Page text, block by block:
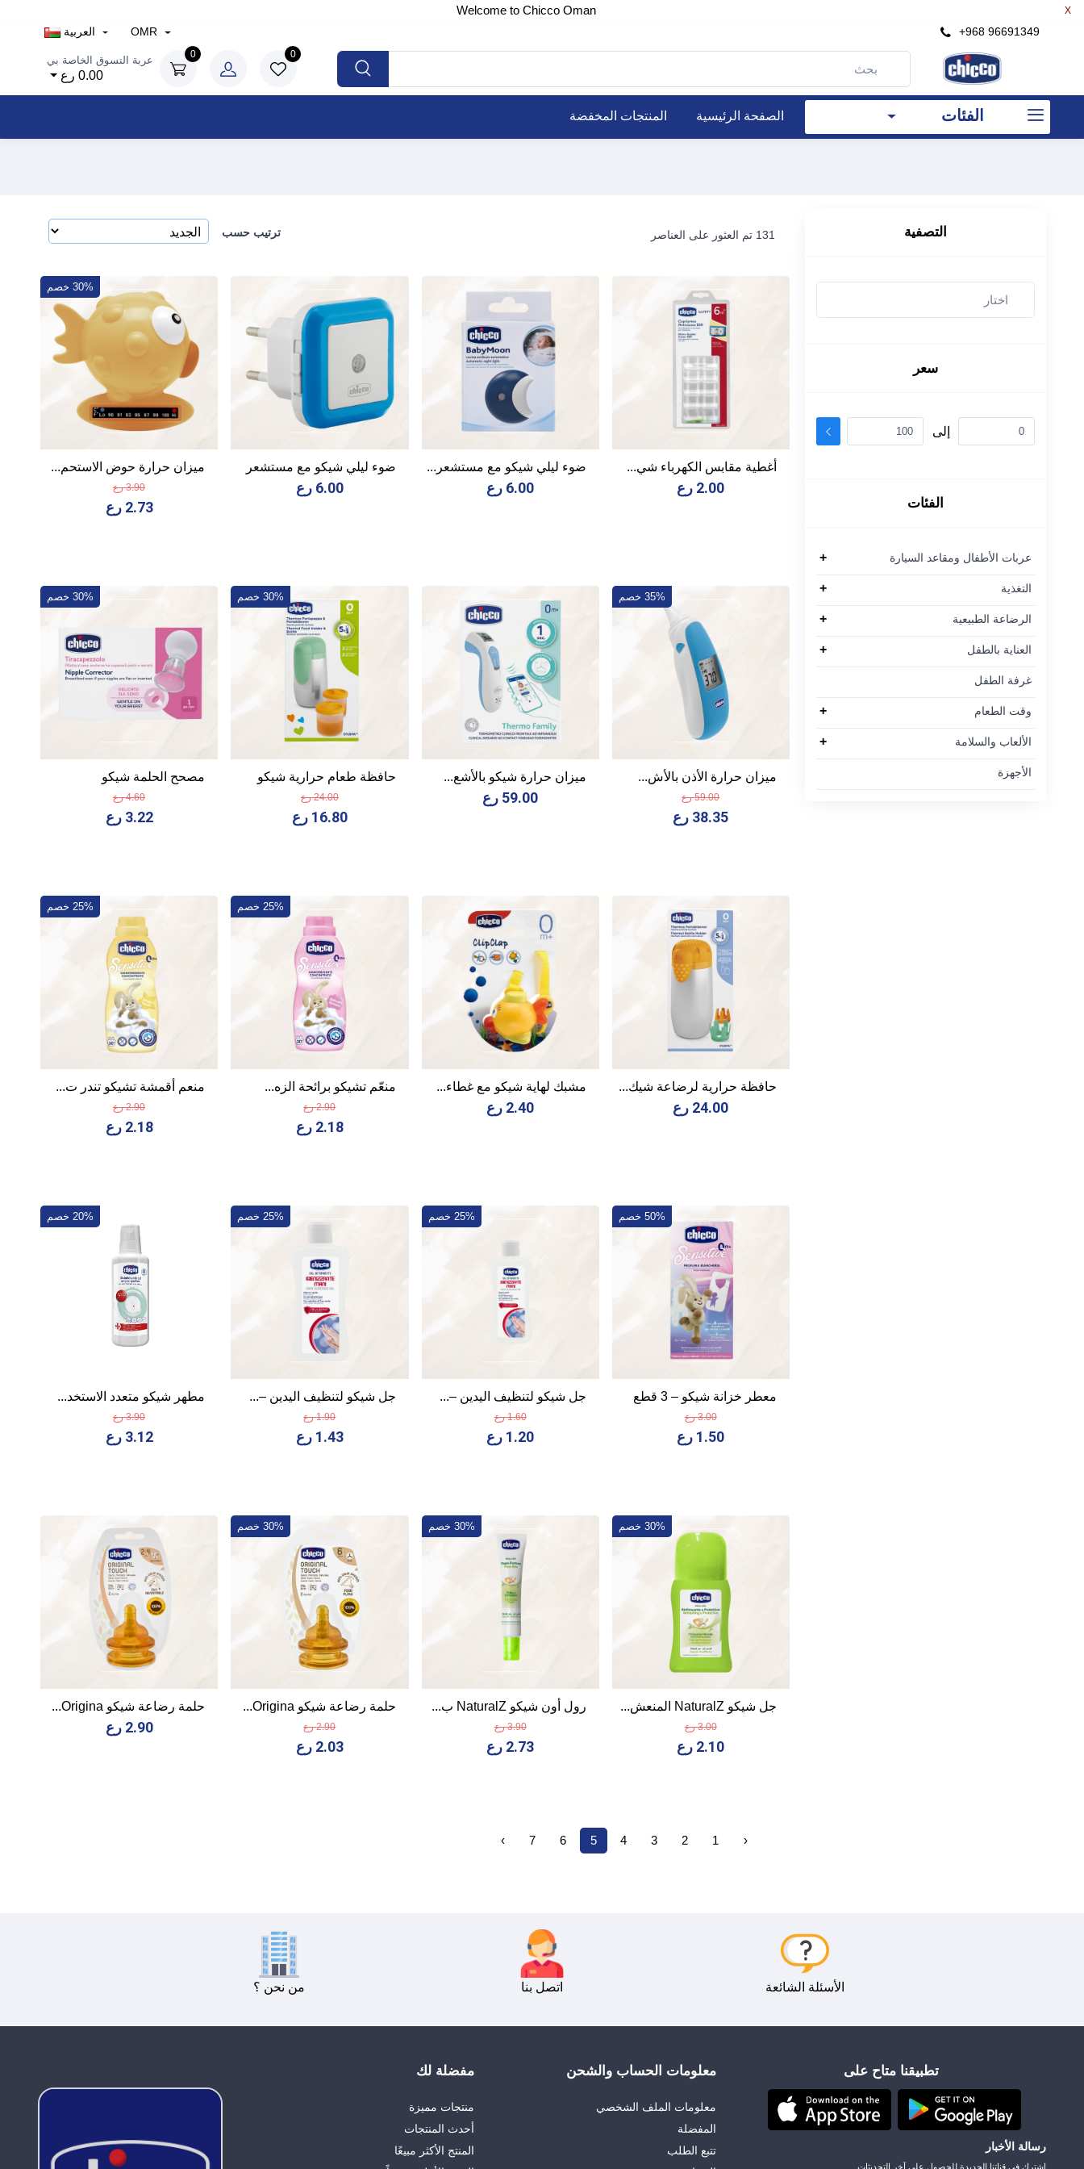
Welcome to Chicco Oman X
+968 96691349
OMR
0
0 عربة التسوق الخاصة بي
0.00 رع
الفئات الصفحة الرئيسية المنتجات المخفضة
التصفية
سعر
إلى
الفئات
عربات الأطفال ومقاعد السيارة +
التغذية +
الرضاعة الطبيعية +
العناية بالطفل +
غرفة الطفل
وقت الطعام +
الألعاب والسلامة +
الأجهزة
131 تم العثور على العناصر ترتيب حسب
أغطية مقابس الكهرباء شي...
2.00 رع
ضوء ليلي شيكو مع مستشعر...
6.00 رع
ضوء ليلي شيكو مع مستشعر
6.00 رع
30% خصم
ميزان حرارة حوض الاستحم...
3.90 رع
2.73 رع
35% خصم
ميزان حرارة الأذن بالأش...
59.00 رع
38.35 رع
ميزان حرارة شيكو بالأشع...
59.00 رع
30% خصم
حافظة طعام حرارية شيكو
24.00 رع
16.80 رع
30% خصم
مصحح الحلمة شيكو
4.60 رع
3.22 رع
حافظة حرارية لرضاعة شيك...
24.00 رع
مشبك لهاية شيكو مع غطاء...
2.40 رع
25% خصم
منعّم تشيكو برائحة الزه...
2.90 رع
2.18 رع
25% خصم
منعم أقمشة تشيكو تندر ت...
2.90 رع
2.18 رع
50% خصم
معطر خزانة شيكو – 3 قطع
3.00 رع
1.50 رع
25% خصم
جل شيكو لتنظيف اليدين –...
1.60 رع
1.20 رع
25% خصم
جل شيكو لتنظيف اليدين –...
1.90 رع
1.43 رع
20% خصم
مطهر شيكو متعدد الاستخد...
3.90 رع
3.12 رع
30% خصم
جل شيكو NaturalZ المنعش...
3.00 رع
2.10 رع
30% خصم
رول أون شيكو NaturalZ ب...
3.90 رع
2.73 رع
30% خصم
حلمة رضاعة شيكو Origina...
2.90 رع
2.03 رع
حلمة رضاعة شيكو Origina...
2.90 رع
‹
1
2
3
4
5
6
7
›
من نحن ؟ اتصل بنا الأسئلة الشائعة
مفضلة لك
منتجات مميزة
أحدث المنتجات
المنتج الأكثر مبيعًا
معلومات الحساب والشحن
معلومات الملف الشخصي
المفضلة
تتبع الطلب
تطبيقنا متاح على
رسالة الأخبار
اشترك في قناتنا الجديدة للحصول على آخر التحديثات